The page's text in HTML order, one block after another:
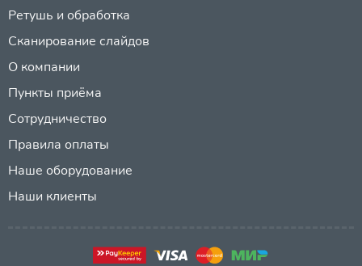
Ретушь и обработка
Сканирование слайдов
О компании
Пункты приёма
Сотрудничество
Правила оплаты
Наше оборудование
Наши клиенты